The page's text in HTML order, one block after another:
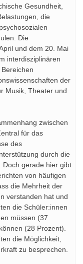
Gesundheit,
die
Die
und dem 20. Mai
interdisziplinären
der
Musik, Theater und
zwischen
für das
des
durch die
Doch gerade hier gibt
von häufigen
die Mehrheit der
verstanden hat und
die Schüler:innen
müssen (37
(28 Prozent).
die Möglichkeit,
zu besprechen.